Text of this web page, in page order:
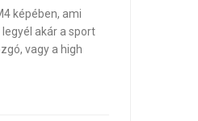
képében, ami
akár a sport
vagy a high